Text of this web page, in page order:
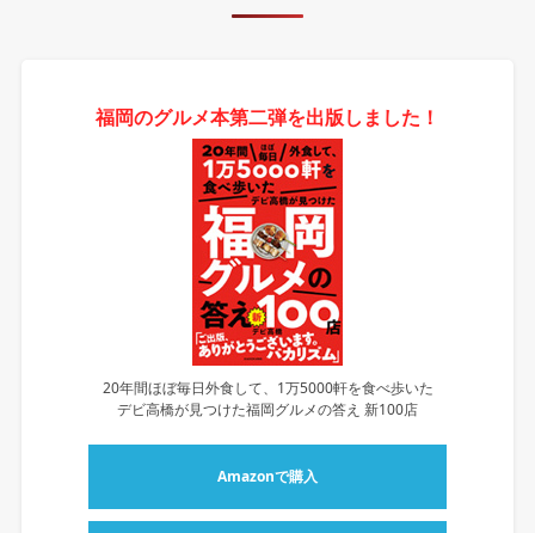
福岡のグルメ本第二弾を出版しました！
20年間ほぼ毎日外食して、1万5000軒を食べ歩いた
デビ高橋が見つけた福岡グルメの答え 新100店
Amazonで購入